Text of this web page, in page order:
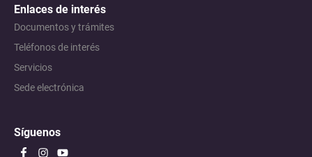
Enlaces de interés
Documentos y trámites
Teléfonos de interés
Servicios
Sede electrónica
Síguenos